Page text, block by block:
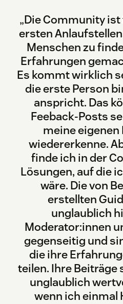
„Die Community
ersten
Menschen zu
Erfahrungen
Es kommt wirklich
die erste Person
anspricht. Das
Feeback-Posts
meine
wiedererkenne.
finde ich in der
Lösungen, auf die
wäre. Die von
erstellten
unglaublich
Moderator:innen
gegenseitig und
die ihre
teilen. Ihre Beiträge
unglaublich
wenn ich einmal